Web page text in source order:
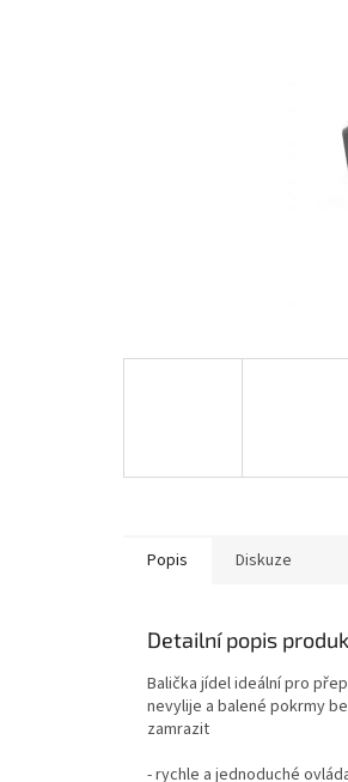
Popis Diskuze
Detailní popis
Balička jídel ideální pro
nevylije a balené pokrmy
zamrazit
- rychle a jednoduché